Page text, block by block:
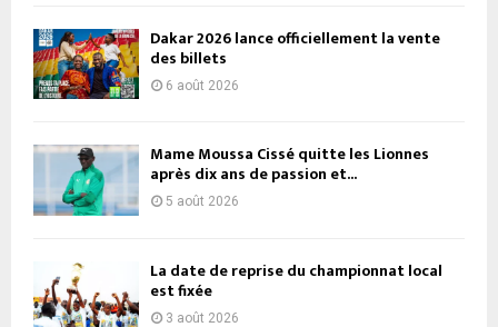
Dakar 2026 lance officiellement la vente
des billets
6 août 2026
Mame Moussa Cissé quitte les Lionnes
après dix ans de passion et...
5 août 2026
La date de reprise du championnat local
est fixée
3 août 2026